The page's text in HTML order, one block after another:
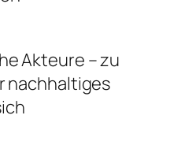
Akteure – zu
nachhaltiges